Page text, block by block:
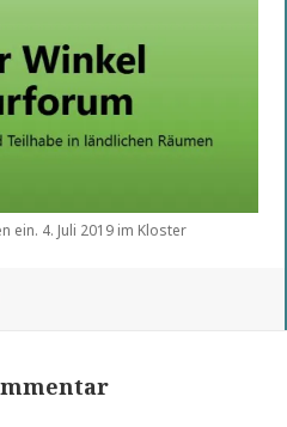
ein. 4. Juli 2019 im Kloster